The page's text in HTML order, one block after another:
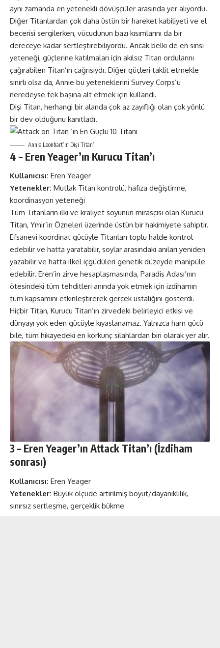
aynı zamanda en yetenekli dövüşçüler arasında yer alıyordu.
Diğer Titanlardan çok daha üstün bir hareket kabiliyeti ve el
becerisi sergilerken, vücudunun bazı kısımlarını da bir
dereceye kadar sertleştirebiliyordu. Ancak belki de en sinsi
yeteneği, güçlerine katılmaları için akılsız Titan ordularını
çağırabilen Titan’ın çağrısıydı. Diğer güçleri taklit etmekle
sınırlı olsa da, Annie bu yeteneklerini Survey Corps’u
neredeyse tek başına alt etmek için kullandı.
Dişi Titan, herhangi bir alanda çok az zayıflığı olan çok yönlü
bir dev olduğunu kanıtladı.
Annie Leonhart’ın Dişi Titan’ı
4 – Eren Yeager’ın Kurucu Titan’ı
Kullanıcısı: Eren Yeager
Yetenekler: Mutlak Titan kontrolü, hafıza değiştirme,
koordinasyon yeteneği
Tüm Titanların ilki ve kraliyet soyunun mirasçısı olan Kurucu
Titan, Ymir’in Özneleri üzerinde üstün bir hakimiyete sahiptir.
Efsanevi koordinat gücüyle Titanları toplu halde kontrol
edebilir ve hatta yaratabilir, soylar arasındaki anıları yeniden
yazabilir ve hatta ilkel içgüdüleri genetik düzeyde manipüle
edebilir. Eren’in zirve hesaplaşmasında, Paradis Adası’nın
ötesindeki tüm tehditleri anında yok etmek için izdihamın
tüm kapsamını etkinleştirerek gerçek ustalığını gösterdi.
Hiçbir Titan, Kurucu Titan’ın zirvedeki belirleyici etkisi ve
dünyayı yok eden gücüyle kıyaslanamaz. Yalnızca ham gücü
bile, tüm hikayedeki en korkunç silahlardan biri olarak yer alır.
3 – Eren Yeager’ın Attack Titan’ı (İzdiham
sonrası)
Kullanıcısı: Eren Yeager
Yetenekler: Büyük ölçüde artırılmış boyut/dayanıklılık,
sınırsız sertleşme, gerçeklik bükme